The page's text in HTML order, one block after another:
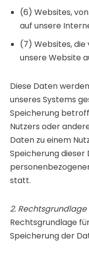
(6) Websites,
auf unsere
(7) Websites, die
unsere Website
Diese Daten
unseres Systems
Speicherung
Nutzers oder
Daten zu einem
Speicherung
statt.
2.
Rechtsgrundlage
Speicherung der